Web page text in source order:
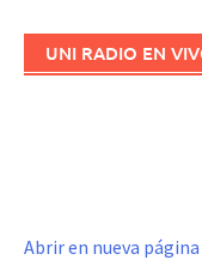
UNI RADIO EN
Abrir en nueva página